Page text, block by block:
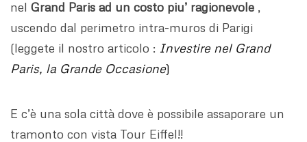
nel Grand Paris ad un costo piu’ ragionevole ,
uscendo dal perimetro intra-muros di Parigi
(leggete il nostro articolo : Investire nel Grand
Paris, la Grande Occasione)
E c’è una sola città dove è possibile assaporare un
tramonto con vista Tour Eiffel!!